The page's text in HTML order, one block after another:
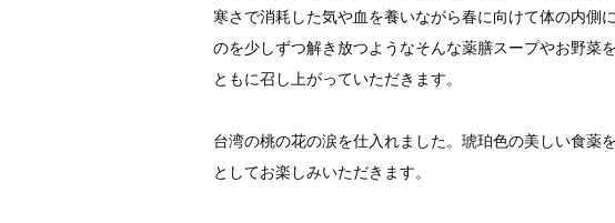
寒さで消耗した気や血を養いながら春に向けて体の内側
のを少しずつ解き放つようなそんな薬膳スープやお野菜
ともに召し上がっていただきます。
台湾の桃の花の涙を仕入れました。琥珀色の美しい食薬
としてお楽しみいただきます。